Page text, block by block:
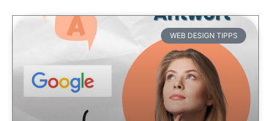
WEB DESIGN TIPPS